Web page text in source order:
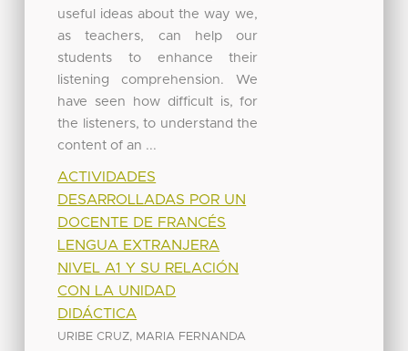
useful ideas about the way we,
as teachers, can help our
students to enhance their
listening comprehension. We
have seen how difficult is, for
the listeners, to understand the
content of an ...
ACTIVIDADES
DESARROLLADAS POR UN
DOCENTE DE FRANCÉS
LENGUA EXTRANJERA
NIVEL A1 Y SU RELACIÓN
CON LA UNIDAD
DIDÁCTICA
URIBE CRUZ, MARIA FERNANDA